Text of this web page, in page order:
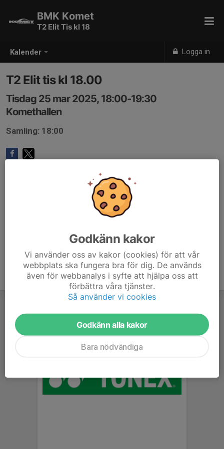
Kalender Logga in
BMK Komet
T2 Elit Tis kl 18
T2 Elit tis kl 18.00
Tisdag 25 mar 2025, 18:00-19:30
Komethallen
Samling: 18:00
Godkänn kakor
Vi använder oss av kakor (cookies) för att vår
webbplats ska fungera bra för dig. De används
även för webbanalys i syfte att hjälpa oss att
förbättra våra tjänster.
Så använder vi cookies
Godkänn alla kakor
Bara nödvändiga